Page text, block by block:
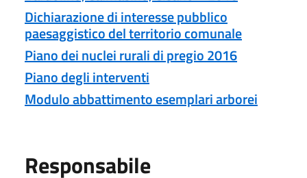
Dichiarazione di interesse pubblico
paesaggistico del territorio comunale
Piano dei nuclei rurali di pregio 2016
Piano degli interventi
Modulo abbattimento esemplari arborei
Responsabile